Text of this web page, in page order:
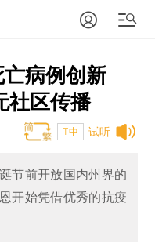
病例创新
社区传播
试听
T中
节前开放国内州界的
开始凭借优秀的抗疫